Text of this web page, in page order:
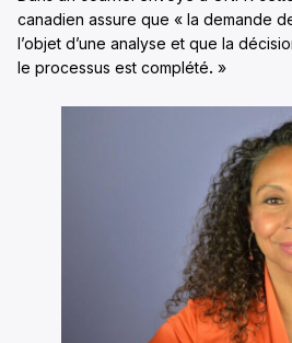
canadien assure que « la demande
l’objet d’une analyse et que la
le processus est complété. »